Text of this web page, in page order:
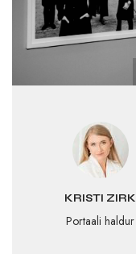
KRISTI ZIRK
Portaali haldur